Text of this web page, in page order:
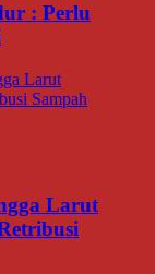
: Perlu
Larut